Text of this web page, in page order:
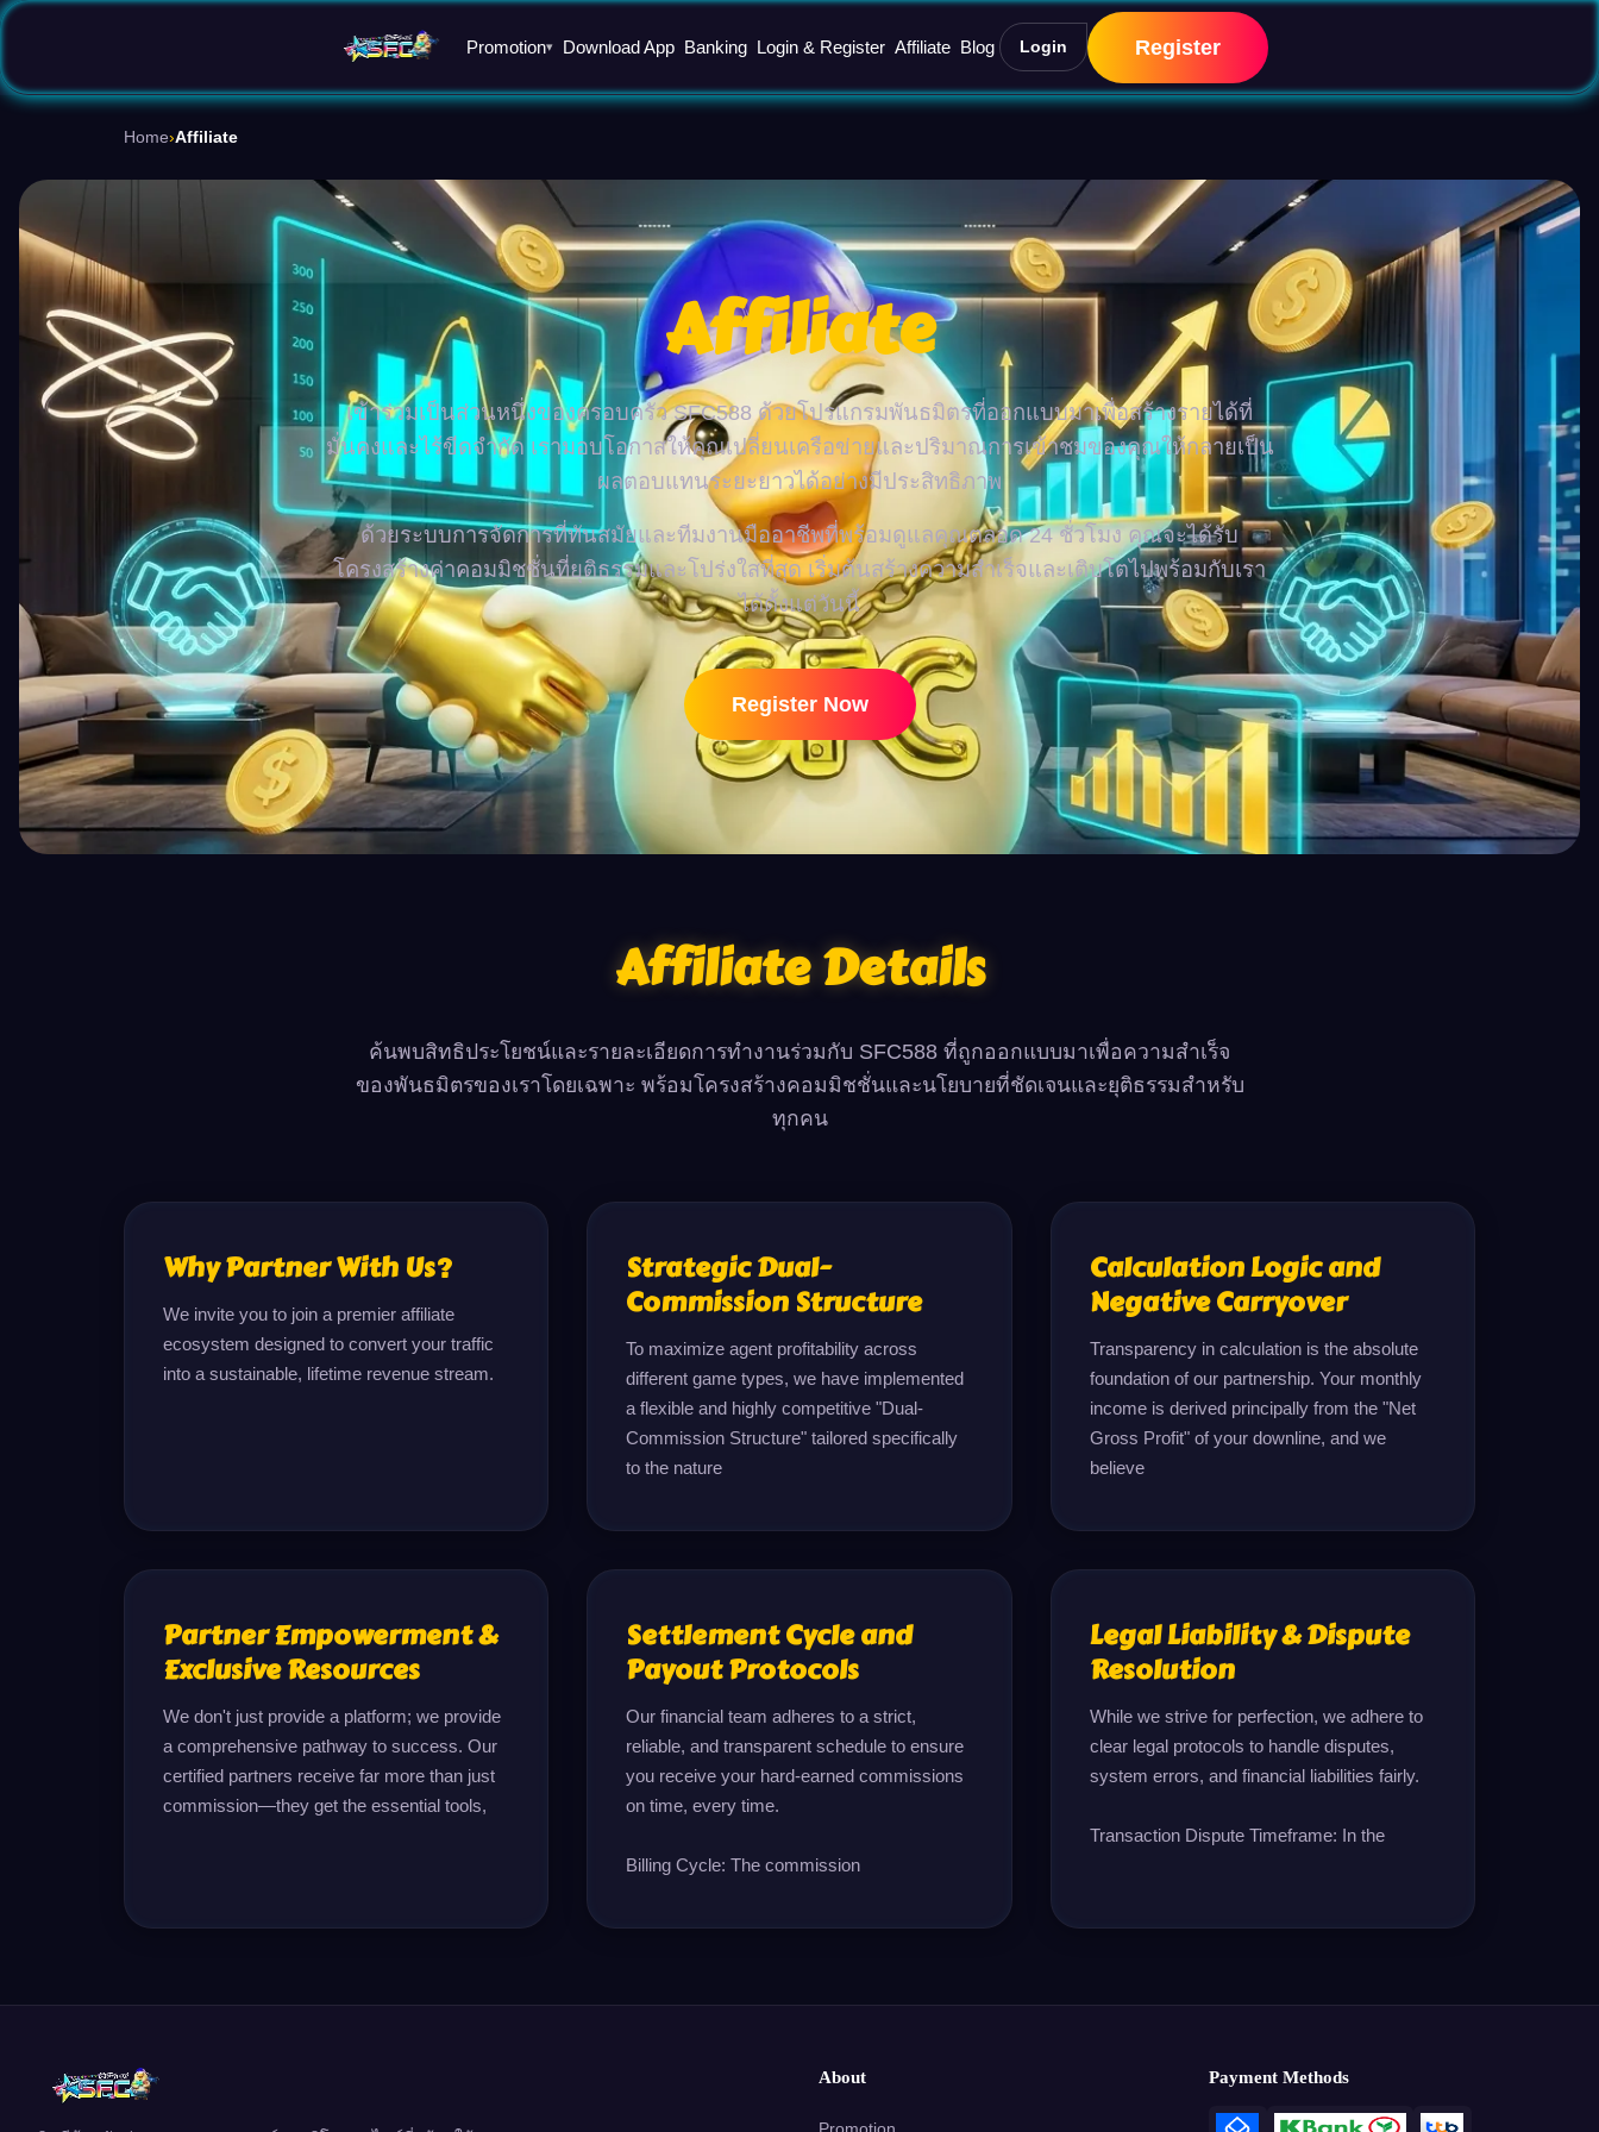
Promotion▾ Download App Banking Login & Register Affiliate Blog Login Register
Home›Affiliate
Affiliate
เข้าร่วมเป็นส่วนหนึ่งของครอบครัว SFC588 ด้วยโปรแกรมพันธมิตรที่ออกแบบมาเพื่อสร้างรายได้ที่
มั่นคงและไร้ขีดจำกัด เรามอบโอกาสให้คุณเปลี่ยนเครือข่ายและปริมาณการเข้าชมของคุณให้กลายเป็น
ผลตอบแทนระยะยาวได้อย่างมีประสิทธิภาพ
ด้วยระบบการจัดการที่ทันสมัยและทีมงานมืออาชีพที่พร้อมดูแลคุณตลอด 24 ชั่วโมง คุณจะได้รับ
โครงสร้างค่าคอมมิชชั่นที่ยุติธรรมและโปร่งใสที่สุด เริ่มต้นสร้างความสำเร็จและเติบโตไปพร้อมกับเรา
ได้ตั้งแต่วันนี้
Register Now
Affiliate Details
ค้นพบสิทธิประโยชน์และรายละเอียดการทำงานร่วมกับ SFC588 ที่ถูกออกแบบมาเพื่อความสำเร็จ
ของพันธมิตรของเราโดยเฉพาะ พร้อมโครงสร้างคอมมิชชั่นและนโยบายที่ชัดเจนและยุติธรรมสำหรับ
ทุกคน
Why Partner With Us?
We invite you to join a premier affiliate
ecosystem designed to convert your traffic
into a sustainable, lifetime revenue stream.
Strategic Dual-
Commission Structure
To maximize agent profitability across
different game types, we have implemented
a flexible and highly competitive "Dual-
Commission Structure" tailored specifically
to the nature
Calculation Logic and
Negative Carryover
Transparency in calculation is the absolute
foundation of our partnership. Your monthly
income is derived principally from the "Net
Gross Profit" of your downline, and we
believe
Partner Empowerment &
Exclusive Resources
We don't just provide a platform; we provide
a comprehensive pathway to success. Our
certified partners receive far more than just
commission—they get the essential tools,
Settlement Cycle and
Payout Protocols
Our financial team adheres to a strict,
reliable, and transparent schedule to ensure
you receive your hard-earned commissions
on time, every time.
Billing Cycle: The commission
Legal Liability & Dispute
Resolution
While we strive for perfection, we adhere to
clear legal protocols to handle disputes,
system errors, and financial liabilities fairly.
Transaction Dispute Timeframe: In the
About Payment Methods